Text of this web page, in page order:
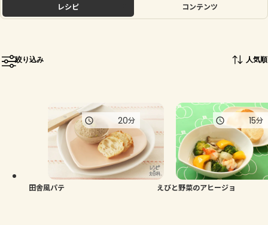
ホーム
トーク
よくあるお問い合わせ
お買い物
きゅうり なす トマト とうもろこし
ピーマン
レシピ コンテンツ
絞り込み 人気順
田舎風パテ
20分
えびと野菜のアヒージョ
15分